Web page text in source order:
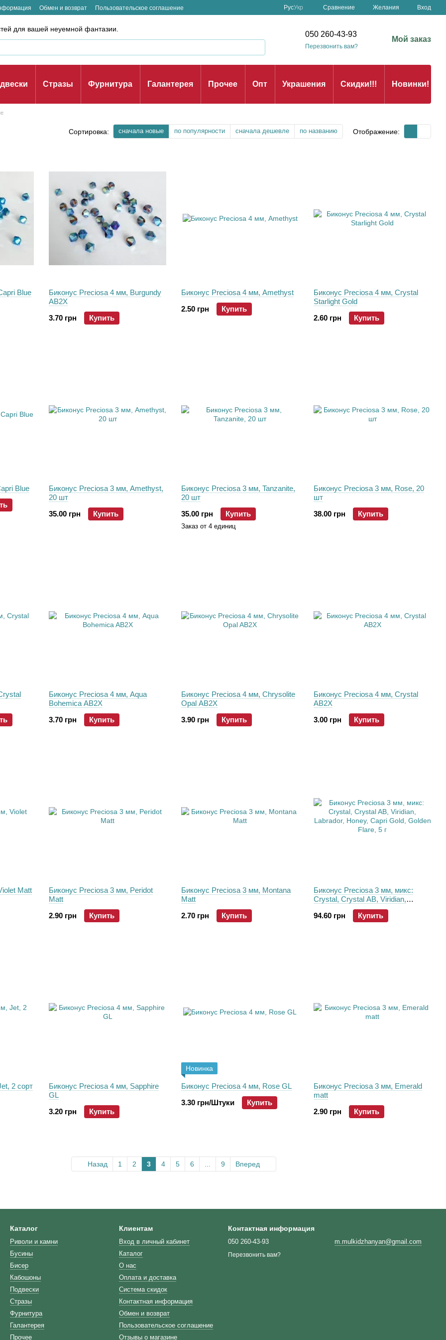
Обмен и возврат
Пользовательское соглашение
РусУкр Сравнение Желания Вход
для вашей неуемной фантазии.
050 260-43-93
Перезвонить вам?
Мой заказ
Стразы Фурнитура Галантерея Прочее Опт Украшения Скидки!!! Новинки!
Сортировка: сначала новые по популярности сначала дешевле по названию Отображение:
Blue
Биконус Preciosa 4 мм, Burgundy
AB2X
3.70 грн
Купить
Биконус Preciosa 4 мм, Amethyst
2.50 грн
Купить
Биконус Preciosa 4 мм, Crystal
Starlight Gold
2.60 грн
Купить
Blue
Биконус Preciosa 3 мм, Amethyst,
20 шт
35.00 грн
Купить
Биконус Preciosa 3 мм, Tanzanite,
20 шт
35.00 грн
Купить
Заказ от 4 единиц
Биконус Preciosa 3 мм, Rose, 20
шт
38.00 грн
Купить
Биконус Preciosa 4 мм, Aqua
Bohemica AB2X
3.70 грн
Купить
Биконус Preciosa 4 мм, Chrysolite
Opal AB2X
3.90 грн
Купить
Биконус Preciosa 4 мм, Crystal
AB2X
3.00 грн
Купить
Matt
Биконус Preciosa 3 мм, Peridot
Matt
2.90 грн
Купить
Биконус Preciosa 3 мм, Montana
Matt
2.70 грн
Купить
Биконус Preciosa 3 мм, микс:
Crystal, Crystal AB, Viridian,
Labrador, Honey, Capri Gold,
Golden Flare, 5 г
94.60 грн Купить
2 сорт
Биконус Preciosa 4 мм, Sapphire
GL
3.20 грн
Купить
Новинка
Биконус Preciosa 4 мм, Rose GL
3.30 грн/Штуки
Купить
Биконус Preciosa 3 мм, Emerald
matt
2.90 грн
Купить
Назад 1 2 3 4 5 6 9 Вперед
Каталог
Риволи и камни
Бусины
Бисер
Кабошоны
Подвески
Стразы
Фурнитура
Галантерея
Прочее
Клиентам
Вход в личный кабинет
Каталог
О нас
Оплата и доставка
Система скидок
Контактная информация
Обмен и возврат
Пользовательское соглашение
Отзывы о магазине
Контактная информация
050 260-43-93
Перезвонить вам?
m.mulkidzhanyan@gmail.com